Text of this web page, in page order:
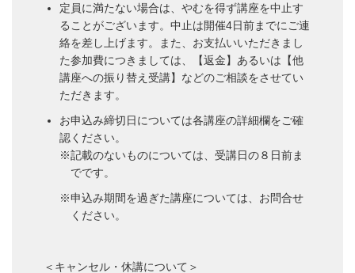
定員に満たない場合は、やむを得ず講座を中止す
ることがございます。中止は開催4日前までにご連
絡を差し上げます。また、お支払いいただきまし
た参加費につきましては、【返金】あるいは【他
講座への振り替え受講】などのご相談をさせてい
ただきます。
お申込み締切日については各講座の詳細欄をご確
認ください。
※記載のないものについては、受講日の８日前ま
でです。
※申込み期間を過ぎた講座については、お問合せ
ください。
＜キャンセル・休講について＞